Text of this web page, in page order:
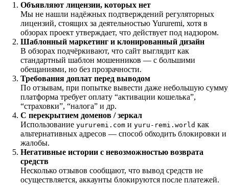
Объявляют лицензии, которых нет
Мы не нашли надёжных подтверждений регуляторных
лицензий, стоящих за деятельностью Yururemi, хотя в
обзорах проект утверждает, что действует под надзором.
Шаблонный маркетинг и клонированный дизайн
В обзорах подчёркивают, что сайт выглядит как
стандартный шаблон мошенников — с большими
обещаниями, но без прозрачности.
Требования доплат перед выводом
По отзывам, при попытке вывести даже небольшую сумму
платформа требует оплату “активации кошелька”,
“страховки”, “налога” и др.
С перекрытием доменов / зеркал
Использование yururemi.com и yuru-remi.world как
альтернативных адресов — способ обходить блокировки и
жалобы.
Негативные истории с невозможностью возврата
средств
Несколько отзывов сообщают, что вывод средств не
осуществляется, аккаунты блокируются после платежей.